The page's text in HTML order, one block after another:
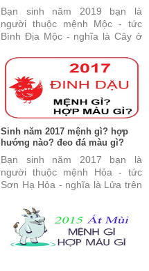
Bạn sinh năm 2019 bạn là
người thuộc mệnh Mộc - tức
Bình Địa Mộc - nghĩa là Cây ở
đúng nhưng vẫn chưa ...
Sinh năm 2017 mệnh gì? hợp
hướng nào? đeo đá màu gì?
Bạn sinh năm 2017 bạn là
người thuộc mệnh Hỏa - tức
Sơn Hạ Hỏa - nghĩa là Lửa trên
vẫn chưa đủ và chưa ...